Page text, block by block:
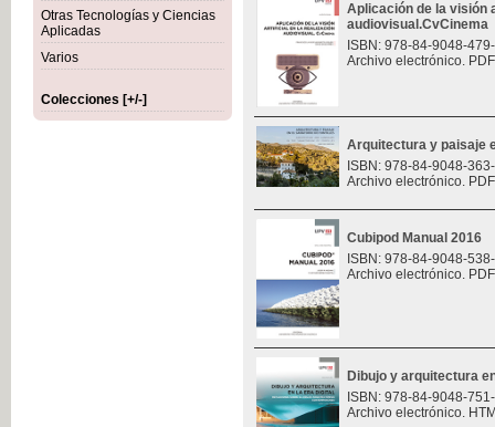
Otras Tecnologías y Ciencias
Aplicadas
Varios
Colecciones [+/-]
Aplicación de la visión
audiovisual.CvCinema
ISBN: 978-84-9048-
Archivo electrónico.
Arquitectura y paisaje
ISBN: 978-84-9048-
Archivo electrónico.
Cubipod Manual 2016
ISBN: 978-84-9048-
Archivo electrónico.
Dibujo y arquitectura
ISBN: 978-84-9048-
Archivo electrónico.